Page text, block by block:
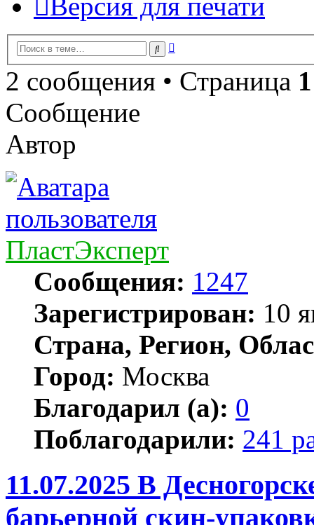
Версия для печати
Поиск
2 сообщения • Страница 1
Сообщение
Автор
ПластЭксперт
Сообщения: 1247
Зарегистрирован: 10
Страна, Регион,
Город: Москва
Благодарил (а): 0
Поблагодарили: 241
11.07.2025 В
барьерной скин-